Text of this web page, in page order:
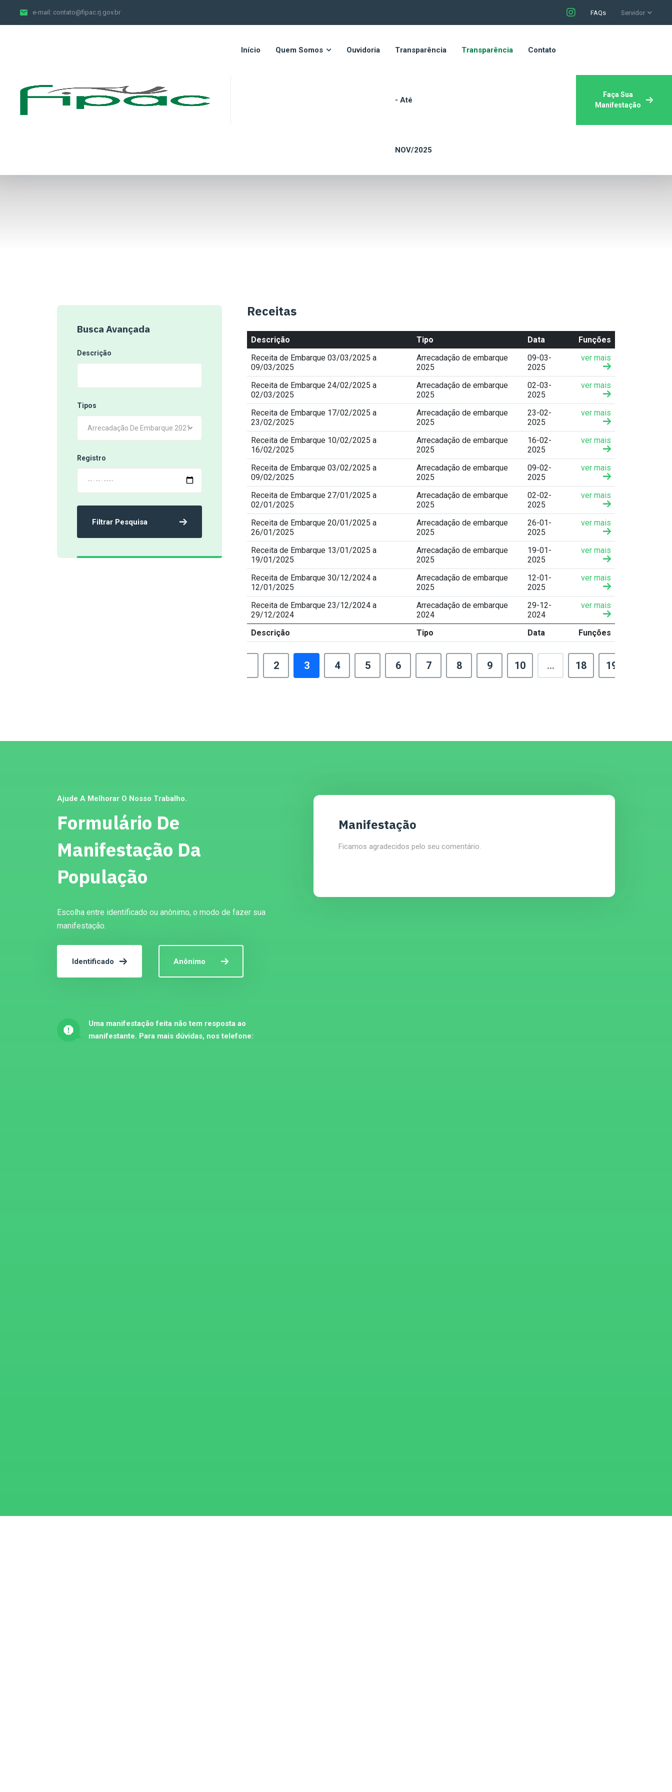
e-mail: contato@fipac.rj.gov.br FAQs Servidor
Início Quem Somos Ouvidoria Transparência
- Até
NOV/2025
Transparência Contato
Faça Sua
Manifestação
Busca Avançada
Descrição
Tipos
Arrecadação De Embarque 2021
Registro
Filtrar Pesquisa
Receitas
Descrição Tipo Data
Funções
Receita de Embarque 03/03/2025 a
09/03/2025
Arrecadação de embarque
2025
09-03-
2025
ver mais
Receita de Embarque 24/02/2025 a
02/03/2025
Arrecadação de embarque
2025
02-03-
2025
ver mais
Receita de Embarque 17/02/2025 a
23/02/2025
Arrecadação de embarque
2025
23-02-
2025
ver mais
Receita de Embarque 10/02/2025 a
16/02/2025
Arrecadação de embarque
2025
16-02-
2025
ver mais
Receita de Embarque 03/02/2025 a
09/02/2025
Arrecadação de embarque
2025
09-02-
2025
ver mais
Receita de Embarque 27/01/2025 a
02/01/2025
Arrecadação de embarque
2025
02-02-
2025
ver mais
Receita de Embarque 20/01/2025 a
26/01/2025
Arrecadação de embarque
2025
26-01-
2025
ver mais
Receita de Embarque 13/01/2025 a
19/01/2025
Arrecadação de embarque
2025
19-01-
2025
ver mais
Receita de Embarque 30/12/2024 a
12/01/2025
Arrecadação de embarque
2025
12-01-
2025
ver mais
Receita de Embarque 23/12/2024 a
29/12/2024
Arrecadação de embarque
2024
29-12-
2024
ver mais
Descrição Tipo Data Funções
2 3 4 5 6 7 8 9 10 ... 18 19
Ajude A Melhorar O Nosso Trabalho.
Formulário De
Manifestação Da
População
Escolha entre identificado ou anônimo, o modo de fazer sua
manifestação.
Identificado Anônimo
Uma manifestação feita não tem resposta ao
manifestante. Para mais dúvidas, nos telefone:
Manifestação
Ficamos agradecidos pelo seu comentário.